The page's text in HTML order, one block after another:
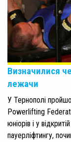
Визначилися
лежачи
У Тернополі
Powerlifting
юніорів і у
пауерліфтингу,